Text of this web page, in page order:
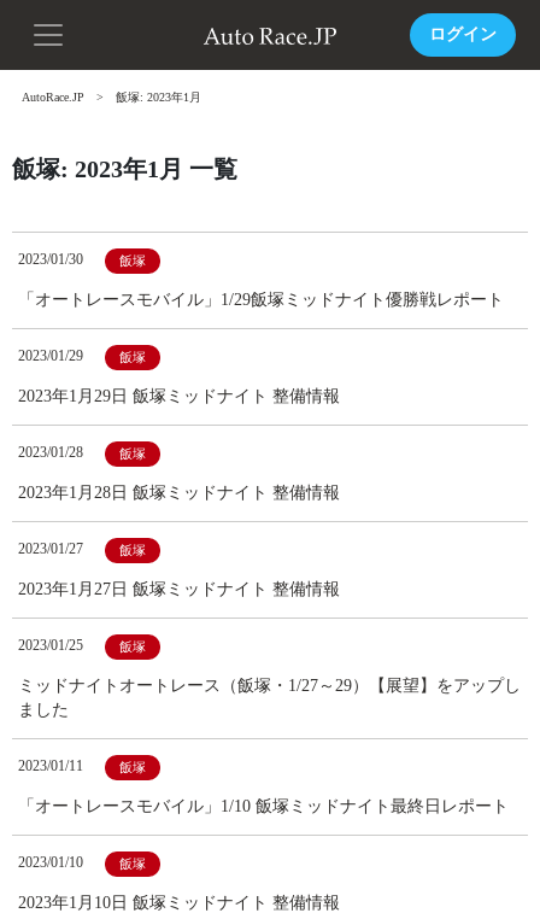
ログイン
AutoRace.JP 飯塚: 2023年1月
飯塚: 2023年1月 一覧
2023/01/30 飯塚
「オートレースモバイル」1/29飯塚ミッドナイト優勝戦レポート
2023/01/29 飯塚
2023年1月29日 飯塚ミッドナイト 整備情報
2023/01/28 飯塚
2023年1月28日 飯塚ミッドナイト 整備情報
2023/01/27 飯塚
2023年1月27日 飯塚ミッドナイト 整備情報
2023/01/25 飯塚
ミッドナイトオートレース（飯塚・1/27～29）【展望】をアップし
ました
2023/01/11 飯塚
「オートレースモバイル」1/10 飯塚ミッドナイト最終日レポート
2023/01/10 飯塚
2023年1月10日 飯塚ミッドナイト 整備情報